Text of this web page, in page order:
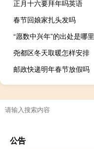
正月十六要拜年吗英语
春节回娘家扎头发吗
“愿数中兴年”的出处是哪里
尧都区冬天取暖怎样安排
邮政快递明年春节放假吗
公告